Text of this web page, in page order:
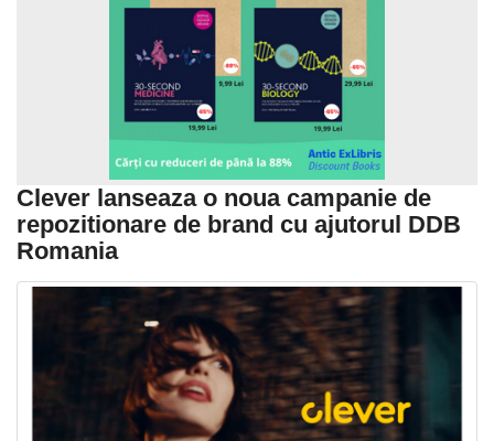
Clever lanseaza o noua campanie de
repozitionare de brand cu ajutorul DDB
Romania